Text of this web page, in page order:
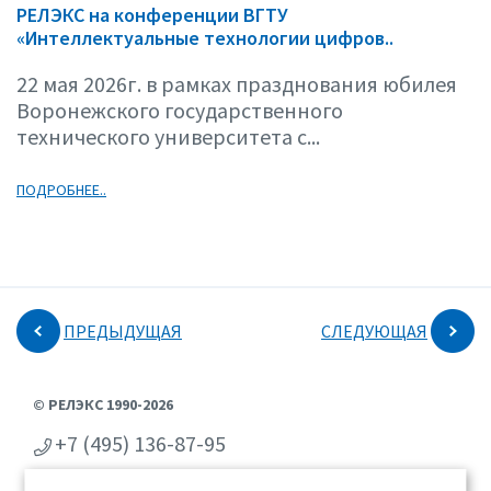
РЕЛЭКС на конференции ВГТУ
«Интеллектуальные технологии цифров..
22 мая 2026г. в рамках празднования юбилея
Воронежского государственного
технического университета с...
ПОДРОБНЕЕ..
ПРЕДЫДУЩАЯ СЛЕДУЮЩАЯ
© РЕЛЭКС 1990-2026
+7 (495) 136-87-95